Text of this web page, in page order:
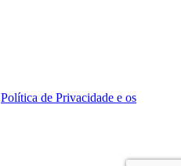
Política de Privacidade e os